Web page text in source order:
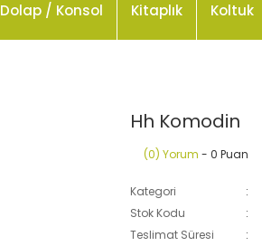
Dolap / Konsol Kitaplık Koltuk
Hh Komodin
(0) Yorum - 0 Puan
Kategori
Stok Kodu
Teslimat Süresi